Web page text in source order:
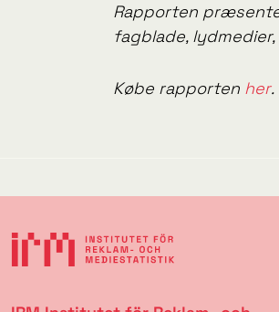
Rapporten
fagblade,
Købe rapporten her.